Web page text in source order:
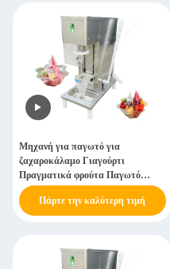
Μηχανή για παγωτό για
ζαχαροκάλαμο Γιαγούρτι
Πραγματικά φρούτα Παγωτό
Μικρατήρα Φρούτα Μελισσό
Πάρτε την καλύτερη τιμή